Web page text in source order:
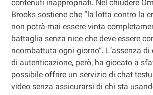
contenuti inappropriati. Nel chiudere
Brooks sostiene che “la lotta contro la
non potrà mai essere vinta
battaglia senza nice che deve essere
ricombattuta ogni giorno“. L’assenza
di autenticazione, però, ha giocato a
possibile offrire un servizio di chat
video senza assicurarsi di chi sta